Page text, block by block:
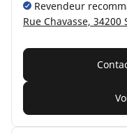
Revendeur
Rue Chavasse, 34200